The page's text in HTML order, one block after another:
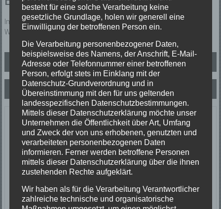
Im Untergeschoß einer Wohnung waren auf 10om² ca. 3 cm
Wasser. Ursache war ein Wasserrohrbruch.
Beitragsnavigation
Brand
Unwettereinsatz
Letzte Einsätze
ABC-1, Ölspur klein
23/06/2026
Ölspur
Einsatzort: Oberprechtal
TH 2 Absicherung Verkehrsunfall
20/06/2026
Verkehrsunfall
besteht für eine solche Verarbeitung keine
gesetzliche Grundlage, holen wir generell eine
Einwilligung der betroffenen Person ein.
Die Verarbeitung personenbezogener Daten,
beispielsweise des Namens, der Anschrift, E-Mail-
Adresse oder Telefonnummer einer betroffenen
Person, erfolgt stets im Einklang mit der
Datenschutz-Grundverordnung und in
Übereinstimmung mit den für uns geltenden
landesspezifischen Datenschutzbestimmungen.
Mittels dieser Datenschutzerklärung möchte unser
Unternehmen die Öffentlichkeit über Art, Umfang
und Zweck der von uns erhobenen, genutzten und
verarbeiteten personenbezogenen Daten
informieren. Ferner werden betroffene Personen
mittels dieser Datenschutzerklärung über die ihnen
zustehenden Rechte aufgeklärt.
Wir haben als für die Verarbeitung Verantwortlicher
zahlreiche technische und organisatorische